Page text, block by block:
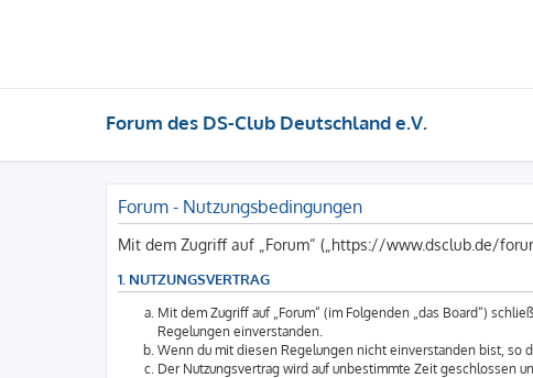
Forum des DS-Club Deutschland e.V.
Forum - Nutzungsbedingungen
Mit dem Zugriff auf „Forum“ („https://www.dsclub.de/
1. NUTZUNGSVERTRAG
Mit dem Zugriff auf „Forum“ (im Folgenden „das Board“)
Regelungen einverstanden.
Wenn du mit diesen Regelungen nicht einverstanden bist, so
Der Nutzungsvertrag wird auf unbestimmte Zeit geschlossen